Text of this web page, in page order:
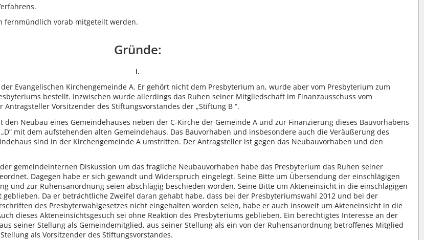
fernmündlich vorab mitgeteilt werden.
Gründe:
I.
Evangelischen Kirchengemeinde A. Er gehört nicht dem Presbyterium an, wurde aber vom Presbyterium zum
bestellt. Inzwischen wurde allerdings das Ruhen seiner Mitgliedschaft im Finanzausschuss vom
Vorsitzender des Stiftungsvorstandes der „Stiftung B “.
den Neubau eines Gemeindehauses neben der C-Kirche der Gemeinde A und zur Finanzierung dieses Bauvorhabens
mit dem aufstehenden alten Gemeindehaus. Das Bauvorhaben und insbesondere auch die Veräußerung des
sind in der Kirchengemeinde A umstritten. Der Antragsteller ist gegen das Neubauvorhaben und den
gemeindeinternen Diskussion um das fragliche Neubauvorhaben habe das Presbyterium das Ruhen seiner
Dagegen habe er sich gewandt und Widerspruch eingelegt. Seine Bitte um Übersendung der einschlägigen
und zur Ruhensanordnung seien abschlägig beschieden worden. Seine Bitte um Akteneinsicht in die einschlägigen
Da er beträchtliche Zweifel daran gehabt habe, dass bei der Presbyteriumswahl 2012 und bei der
des Presbyterwahlgesetzes nicht eingehalten worden seien, habe er auch insoweit um Akteneinsicht in die
dieses Akteneinsichtsgesuch sei ohne Reaktion des Presbyteriums geblieben. Ein berechtigtes Interesse an der
seiner Stellung als Gemeindemitglied, aus seiner Stellung als ein von der Ruhensanordnung betroffenes Mitglied
als Vorsitzender des Stiftungsvorstandes.